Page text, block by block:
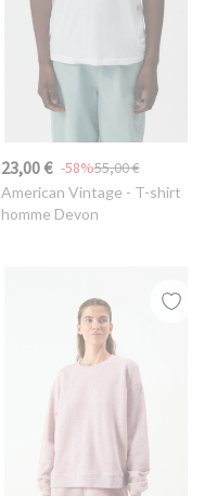
23,00 € 55,00 €
-58%
American Vintage - T-shirt
homme Devon